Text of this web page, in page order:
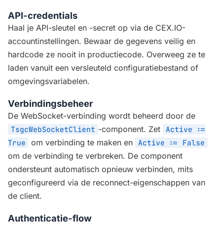
API-credentials
Haal je API-sleutel en -secret op via de CEX.IO-
accountinstellingen. Bewaar de gegevens veilig en
hardcode ze nooit in productiecode. Overweeg ze te
laden vanuit een versleuteld configuratiebestand of
omgevingsvariabelen.
Verbindingsbeheer
De WebSocket-verbinding wordt beheerd door de
TsgcWebSocketClient -component. Zet Active :=
True
om verbinding te maken en Active := False
om de verbinding te verbreken. De component
ondersteunt automatisch opnieuw verbinden, mits
geconfigureerd via de reconnect-eigenschappen van
de client.
Authenticatie-flow